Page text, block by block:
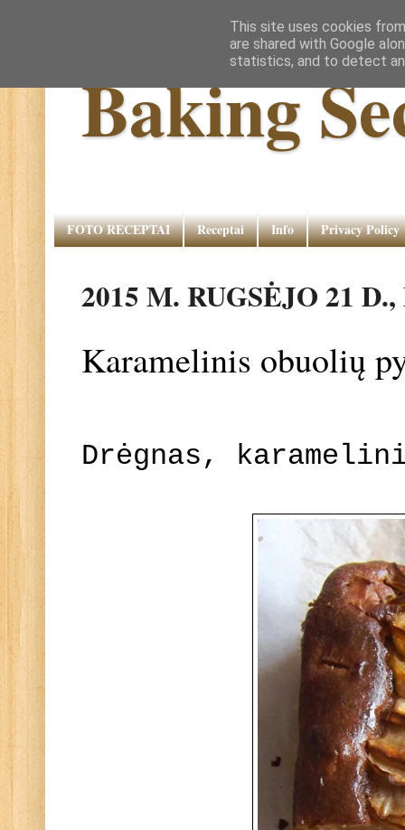
Baking
FOTO RECEPTAI Receptai Info Privacy Policy
2015 M. RUGSĖJO 21
Karamelinis obuolių
Drėgnas,
This site uses cookies
are shared with Google
statistics, and to detect